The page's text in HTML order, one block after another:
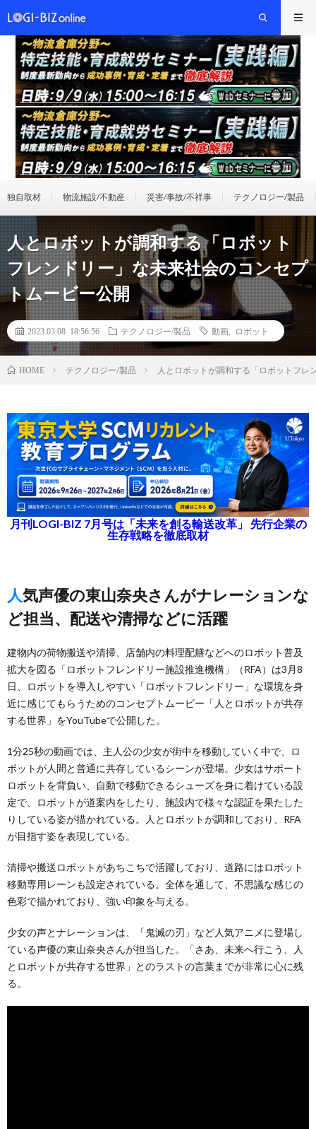
独自取材 物流施設/不動産 災害/事故/不祥事 テクノロジー/製品
人とロボットが調和する「ロボット
フレンドリー」な未来社会のコンセプ
トムービー公開
2023.03.08 18:56:56 テクノロジー/製品 動画 ロボット
HOME テクノロジー/製品 人とロボットが調和する「ロボットフレ
月刊LOGI-BIZ 7月号は「未来を創る輸送改革」 先行企業の
生存戦略を徹底取材
人気声優の東山奈央さんがナレーションな
ど担当、配送や清掃などに活躍
建物内の荷物搬送や清掃、店舗内の料理配膳などへのロボット普及
拡大を図る「ロボットフレンドリー施設推進機構」（RFA）は3月8
日、ロボットを導入しやすい「ロボットフレンドリー」な環境を身
近に感じてもらうためのコンセプトムービー「人とロボットが共存
する世界」をYouTubeで公開した。
1分25秒の動画では、主人公の少女が街中を移動していく中で、ロ
ボットが人間と普通に共存しているシーンが登場。少女はサポート
ロボットを背負い、自動で移動できるシューズを身に着けている設
定で、ロボットが道案内をしたり、施設内で様々な認証を果たした
りしている姿が描かれている。人とロボットが調和しており、RFA
が目指す姿を表現している。
清掃や搬送ロボットがあちこちで活躍しており、道路にはロボット
移動専用レーンも設定されている。全体を通して、不思議な感じの
色彩で描かれており、強い印象を与える。
少女の声とナレーションは、「鬼滅の刃」など人気アニメに登場し
ている声優の東山奈央さんが担当した。「さあ、未来へ行こう、人
とロボットが共存する世界」とのラストの言葉までが非常に心に残
る。